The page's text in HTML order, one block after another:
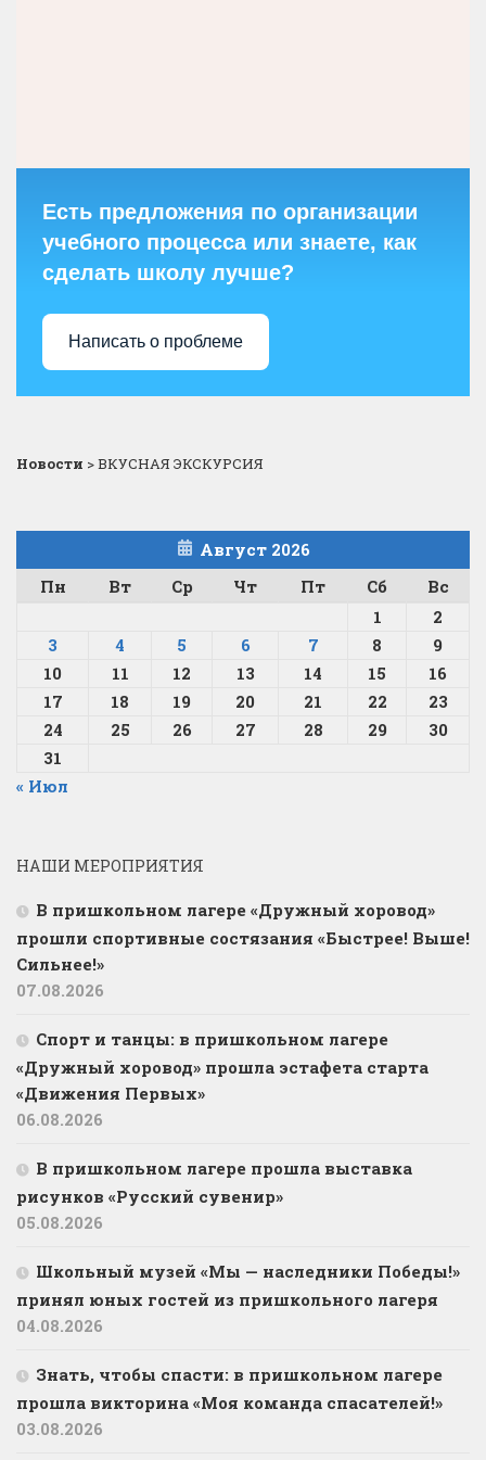
Есть предложения по организации
учебного процесса или знаете, как
сделать школу лучше?
Написать о проблеме
Новости >ВКУСНАЯ ЭКСКУРСИЯ
Август 2026
Пн
Вт Ср Чт Пт Сб
Вс
1
2
3
4 5 6 7 8
9
10
11 12 13 14 15
16
17
18 19 20 21 22
23
24
25 26 27 28 29
30
31
« Июл
НАШИ МЕРОПРИЯТИЯ
В пришкольном лагере «Дружный хоровод»
прошли спортивные состязания «Быстрее! Выше!
Сильнее!»
07.08.2026
Спорт и танцы: в пришкольном лагере
«Дружный хоровод» прошла эстафета старта
«Движения Первых»
06.08.2026
В пришкольном лагере прошла выставка
рисунков «Русский сувенир»
05.08.2026
Школьный музей «Мы — наследники Победы!»
принял юных гостей из пришкольного лагеря
04.08.2026
Знать, чтобы спасти: в пришкольном лагере
прошла викторина «Моя команда спасателей!»
03.08.2026